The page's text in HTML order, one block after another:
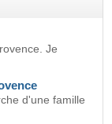
Je
d'une famille